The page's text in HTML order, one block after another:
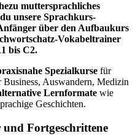
muttersprachliches
unsere Sprachkurs-
über den Aufbaukurs
Vokabeltrainer
bis C2.
Spezialkurse für
Auswandern, Medizin
Lernformate wie
Geschichten.
Fortgeschrittene